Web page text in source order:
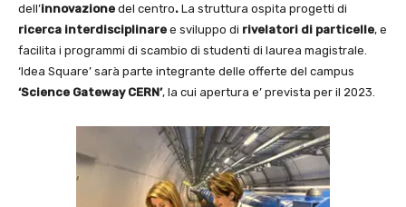
dell’innovazione del centro. La struttura ospita progetti di
ricerca interdisciplinare e sviluppo di rivelatori di particelle, e
facilita i programmi di scambio di studenti di laurea magistrale.
‘Idea Square’ sarà parte integrante delle offerte del campus
‘Science Gateway CERN’, la cui apertura e’ prevista per il 2023.